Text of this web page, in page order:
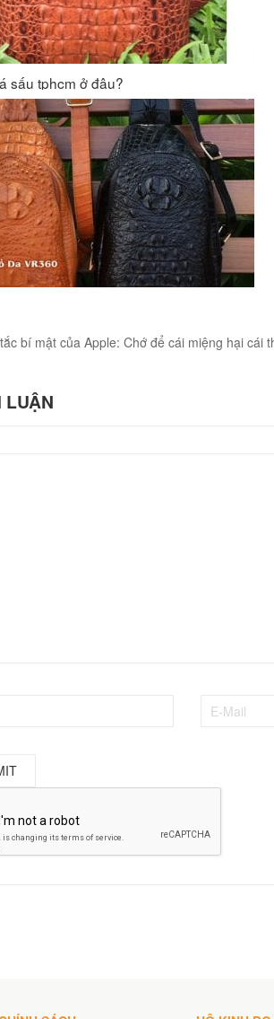
sấu tphcm ở đâu?
bí mật của Apple: Chớ để cái miệng hại cái
LUẬN